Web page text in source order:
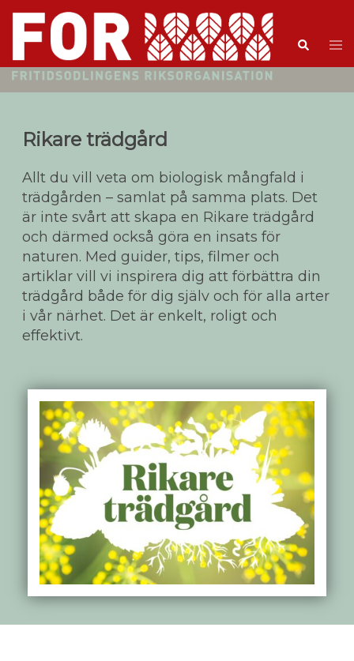
Rikare trädgård
Allt du vill veta om biologisk mångfald i
trädgården – samlat på samma plats. Det
är inte svårt att skapa en Rikare trädgård
och därmed också göra en insats för
naturen. Med guider, tips, filmer och
artiklar vill vi inspirera dig att förbättra din
trädgård både för dig själv och för alla arter
i vår närhet. Det är enkelt, roligt och
effektivt.